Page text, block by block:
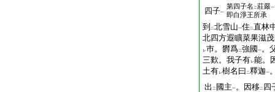
四子一
第四子名 二莊嚴一
即白淨王所承
到 二北雪山一住 二直林
北四方遐矌菜果滋茂
レ巿。欝爲二強國 一。
三歎。我子有レ能。
土有レ樹名曰 二釋迦一
出 二 國主一。因移二 四